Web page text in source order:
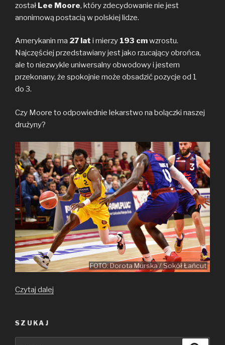
o
o
e
r
i
n
został Lee Moore, który zdecydowanie nie jest
anonimową postacią w polskiej lidze.
Amerykanin ma 27 lat i mierzy 193 cmwzrostu.
Najczęściej przedstawiany jest jako rzucający obrońca,
ale to niezwykle uniwersalny obwodowy i jestem
przekonany, że spokojnie może obsadzić pozycje od 1
do 3.
Czy Moore to odpowiednie lekarstwo na bolączki naszej
drużyny?
FOTO: Dorota Murska / Sokół Łańcut
Czytaj dalej
z Łańcuta
SZUKAJ